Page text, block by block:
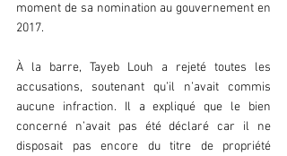
moment de sa nomination au gouvernement en
2017.
À la barre, Tayeb Louh a rejeté toutes les
accusations, soutenant qu’il n’avait commis
aucune infraction. Il a expliqué que le bien
concerné n’avait pas été déclaré car il ne
disposait pas encore du titre de propriété